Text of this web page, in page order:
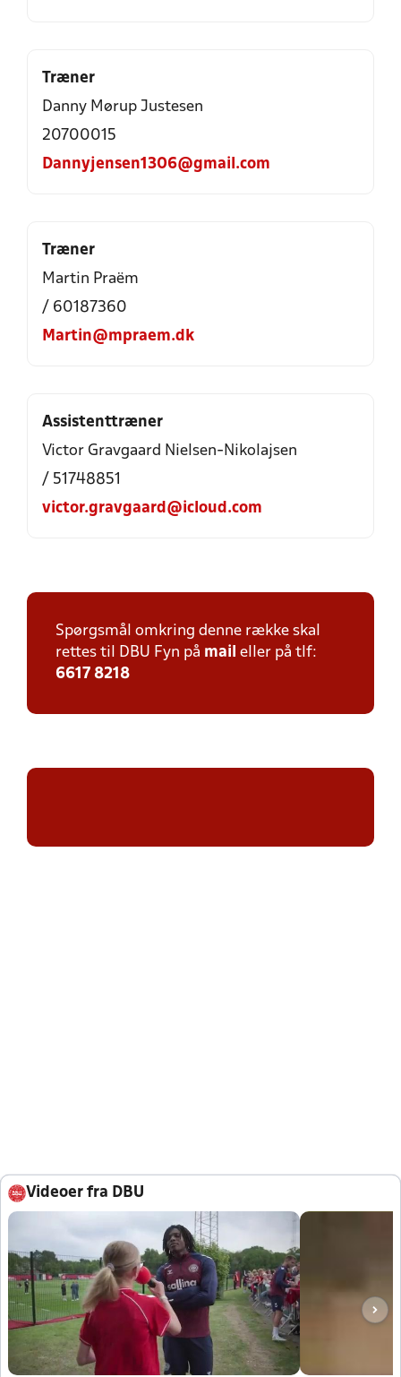
Træner
Danny Mørup Justesen
20700015
Dannyjensen1306@gmail.com
Træner
Martin Praëm
/ 60187360
Martin@mpraem.dk
Assistenttræner
Victor Gravgaard Nielsen-Nikolajsen
/ 51748851
victor.gravgaard@icloud.com
Spørgsmål omkring denne række skal
rettes til DBU Fyn på mail eller på tlf:
6617 8218
Videoer fra DBU